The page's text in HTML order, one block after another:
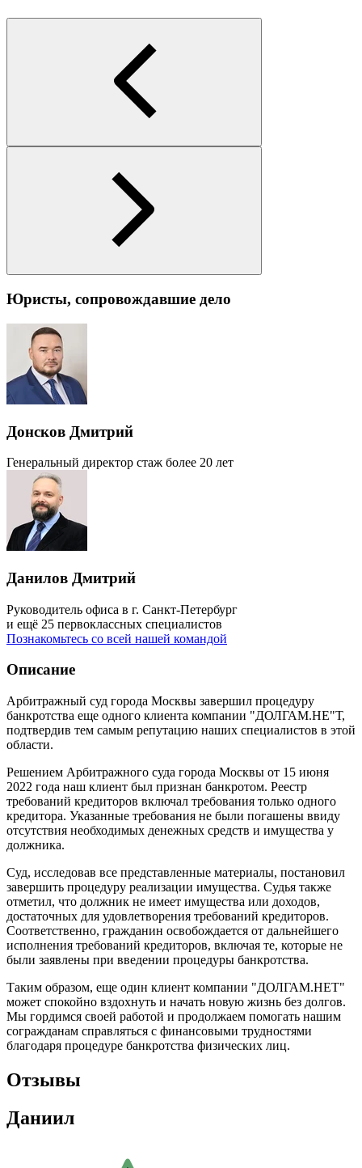
Юристы, сопровождавшие дело
Донсков Дмитрий
Генеральный директор стаж более 20 лет
Данилов Дмитрий
Руководитель офиса в г. Санкт-Петербург
и ещё 25 первоклассных специалистов
Познакомьтесь со всей нашей командой
Описание
Арбитражный суд города Москвы завершил процедуру
банкротства еще одного клиента компании "ДОЛГАМ.НЕ"Т,
подтвердив тем самым репутацию наших специалистов в этой
области.
Решением Арбитражного суда города Москвы от 15 июня
2022 года наш клиент был признан банкротом. Реестр
требований кредиторов включал требования только одного
кредитора. Указанные требования не были погашены ввиду
отсутствия необходимых денежных средств и имущества у
должника.
Суд, исследовав все представленные материалы, постановил
завершить процедуру реализации имущества. Судья также
отметил, что должник не имеет имущества или доходов,
достаточных для удовлетворения требований кредиторов.
Соответственно, гражданин освобождается от дальнейшего
исполнения требований кредиторов, включая те, которые не
были заявлены при введении процедуры банкротства.
Таким образом, еще один клиент компании "ДОЛГАМ.НЕТ"
может спокойно вздохнуть и начать новую жизнь без долгов.
Мы гордимся своей работой и продолжаем помогать нашим
согражданам справляться с финансовыми трудностями
благодаря процедуре банкротства физических лиц.
Отзывы
Даниил